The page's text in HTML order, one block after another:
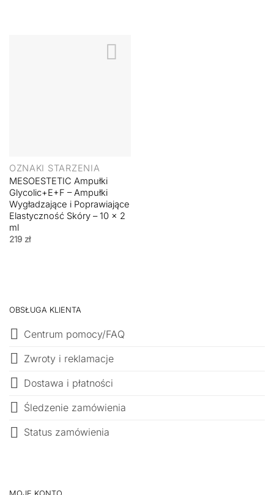
OZNAKI STARZENIA
MESOESTETIC Ampułki
Glycolic+E+F – Ampułki
Wygładzające i Poprawiające
Elastyczność Skóry – 10 x 2
ml
219 zł
OBSŁUGA KLIENTA
Centrum pomocy/FAQ
Zwroty i reklamacje
Dostawa i płatności
Śledzenie zamówienia
Status zamówienia